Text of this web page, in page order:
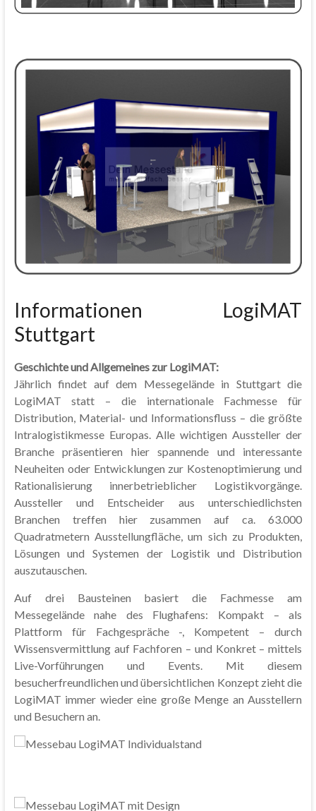
Informationen LogiMAT
Stuttgart
Geschichte und Allgemeines zur LogiMAT:
Jährlich findet auf dem Messegelände in Stuttgart die
LogiMAT statt – die internationale Fachmesse für
Distribution, Material- und Informationsfluss – die größte
Intralogistikmesse Europas. Alle wichtigen Aussteller der
Branche präsentieren hier spannende und interessante
Neuheiten oder Entwicklungen zur Kostenoptimierung und
Rationalisierung innerbetrieblicher Logistikvorgänge.
Aussteller und Entscheider aus unterschiedlichsten
Branchen treffen hier zusammen auf ca. 63.000
Quadratmetern Ausstellungfläche, um sich zu Produkten,
Lösungen und Systemen der Logistik und Distribution
auszutauschen.
Auf drei Bausteinen basiert die Fachmesse am
Messegelände nahe des Flughafens: Kompakt – als
Plattform für Fachgespräche -, Kompetent – durch
Wissensvermittlung auf Fachforen – und Konkret – mittels
Live-Vorführungen und Events. Mit diesem
besucherfreundlichen und übersichtlichen Konzept zieht die
LogiMAT immer wieder eine große Menge an Ausstellern
und Besuchern an.